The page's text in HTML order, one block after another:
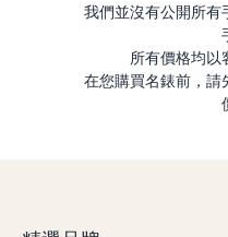
我們並沒有公開所有
所有價格均以
在您購買名錶前，請